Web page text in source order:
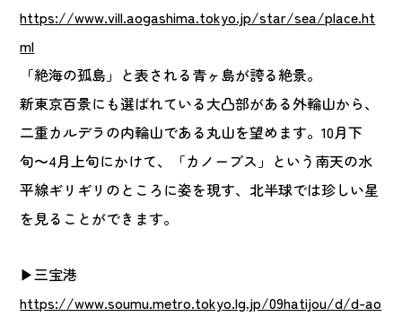
https://www.vill.aogashima.tokyo.jp/star/sea/place.ht
ml
「絶海の孤島」と表される青ヶ島が誇る絶景。
新東京百景にも選ばれている大凸部がある外輪山から、
二重カルデラの内輪山である丸山を望めます。10月下
旬〜4月上旬にかけて、「カノーブス」という南天の水
平線ギリギリのところに姿を現す、北半球では珍しい星
を見ることができます。
▶三宝港
https://www.soumu.metro.tokyo.lg.jp/09hatijou/d/d-ao